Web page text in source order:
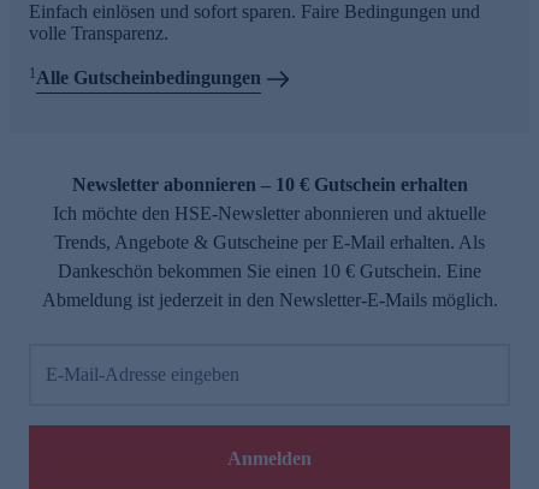
Einfach einlösen und sofort sparen. Faire Bedingungen und
volle Transparenz.
1Alle Gutscheinbedingungen
Newsletter abonnieren – 10 € Gutschein erhalten
Ich möchte den HSE-Newsletter abonnieren und aktuelle
Trends, Angebote & Gutscheine per E-Mail erhalten. Als
Dankeschön bekommen Sie einen 10 € Gutschein. Eine
Abmeldung ist jederzeit in den Newsletter-E-Mails möglich.
E-Mail-Adresse eingeben
Anmelden